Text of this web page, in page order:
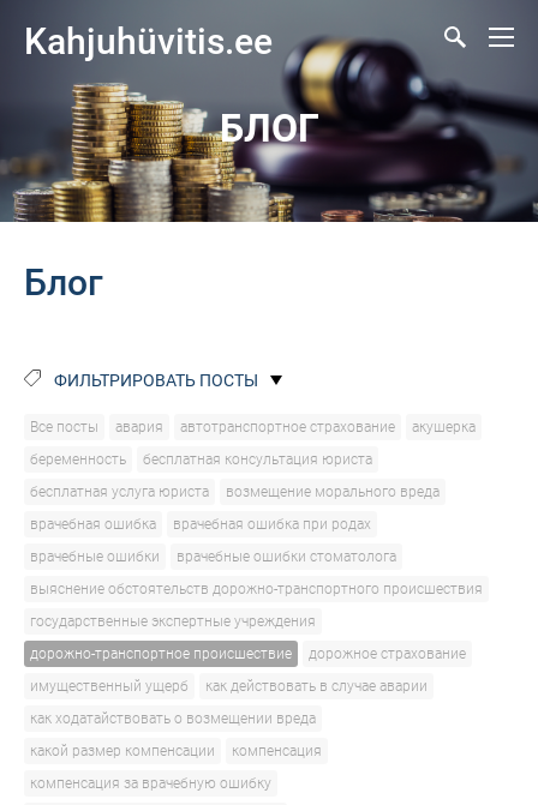
Kahjuhüvitis.ee
БЛОГ
Блог
ФИЛЬТРИРОВАТЬ ПОСТЫ
Все посты авария автотранспортное страхование
акушерка
беременность
бесплатная консультация юриста
бесплатная услуга юриста
возмещение морального вреда
врачебная ошибка
врачебная ошибка при родах
врачебные ошибки
врачебные ошибки стоматолога
выяснение обстоятельств дорожно-транспортного происшествия
государственные экспертные учреждения
дорожно-транспортное происшествие
дорожное страхование
имущественный ущерб
как действовать в случае аварии
как ходатайствовать о возмещении вреда
какой размер компенсации
компенсация
компенсация за врачебную ошибку